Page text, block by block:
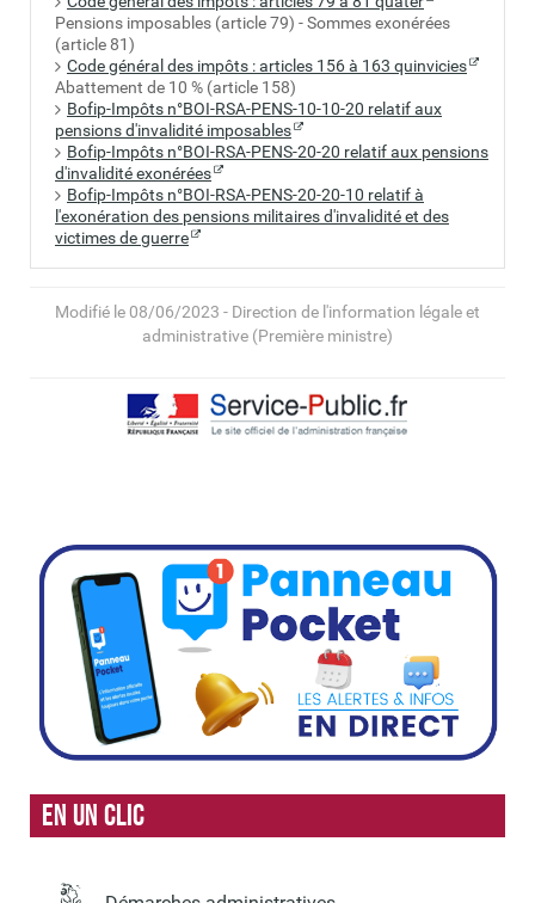
Pensions imposables (article 79) - Sommes exonérées
(article 81)
Code général des impôts : articles 156 à 163 quinvicies
Abattement de 10 % (article 158)
Bofip-Impôts n°BOI-RSA-PENS-10-10-20 relatif aux
pensions d'invalidité imposables
Bofip-Impôts n°BOI-RSA-PENS-20-20 relatif aux pensions
d'invalidité exonérées
Bofip-Impôts n°BOI-RSA-PENS-20-20-10 relatif à
l'exonération des pensions militaires d'invalidité et des
victimes de guerre
Modifié le 08/06/2023 - Direction de l'information légale et
administrative (Première ministre)
En un clic